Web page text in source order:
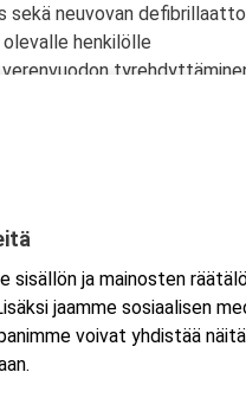
sekä neuvovan
henkilölle
verenvuodon
saada yksi (1)
vrk).
ja mainosten
jaamme sosiaalisen
voivat yhdistää